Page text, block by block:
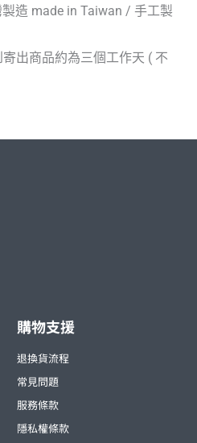
造 made in Taiwan / 手工製
出商品約為三個工作天 ( 不
購物支援
退換貨流程
常見問題
服務條款
隱私權條款